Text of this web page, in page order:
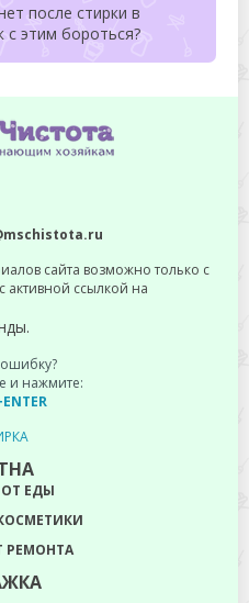
после стирки в
с этим бороться?
сайта возможно только с
ссылкой на
и нажмите:
ЕДЫ
РЕМОНТА